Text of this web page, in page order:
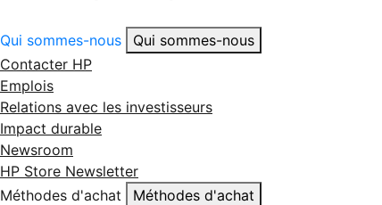
Qui sommes-nous
Qui sommes-nous
Contacter HP
Emplois
Relations avec les investisseurs
Impact durable
Newsroom
HP Store Newsletter
Méthodes d'achat
Méthodes d'achat